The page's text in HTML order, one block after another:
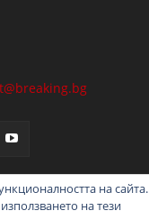
на сайта.
на тези